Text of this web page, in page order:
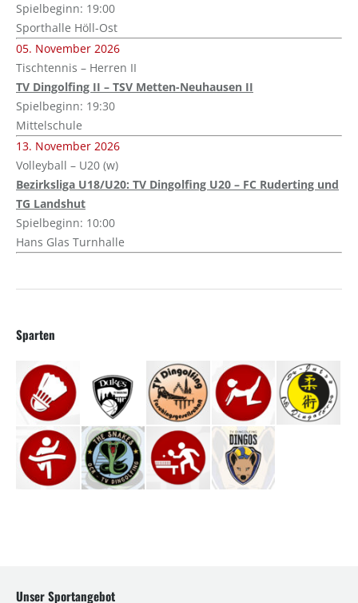
Spielbeginn: 19:00
Sporthalle Höll-Ost
05. November 2026
Tischtennis – Herren II
TV Dingolfing II – TSV Metten-Neuhausen II
Spielbeginn: 19:30
Mittelschule
13. November 2026
Volleyball – U20 (w)
Bezirksliga U18/U20: TV Dingolfing U20 – FC Ruderting und
TG Landshut
Spielbeginn: 10:00
Hans Glas Turnhalle
Sparten
Unser Sportangebot